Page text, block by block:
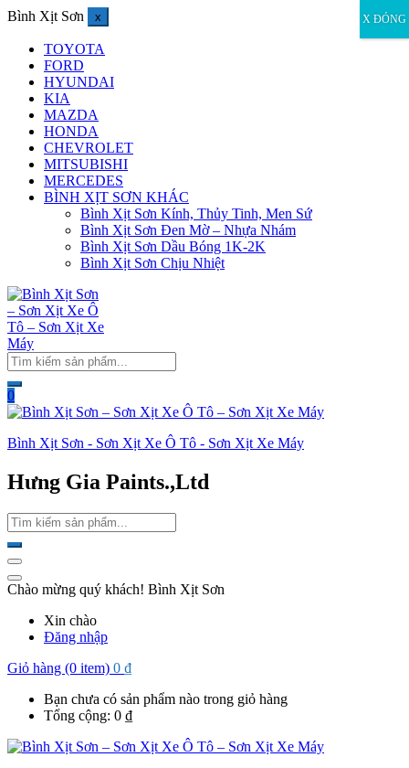
Bình Xịt Sơn x
TOYOTA
FORD
HYUNDAI
KIA
MAZDA
HONDA
CHEVROLET
MITSUBISHI
MERCEDES
BÌNH XỊT SƠN KHÁC
Bình Xịt Sơn Kính, Thủy Tinh, Men Sứ
Bình Xịt Sơn Đen Mờ – Nhựa Nhám
Bình Xịt Sơn Dầu Bóng 1K-2K
Bình Xịt Sơn Chịu Nhiệt
0
Bình Xịt Sơn - Sơn Xịt Xe Ô Tô - Sơn Xịt Xe Máy
Hưng Gia Paints.,Ltd
Chào mừng quý khách! Bình Xịt Sơn
Xin chào
Đăng nhập
Giỏ hàng (0 item) 0 ₫
Bạn chưa có sản phẩm nào trong giỏ hàng
Tổng cộng: 0 ₫
X ĐÓNG